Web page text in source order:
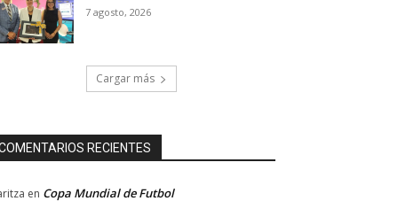
7 agosto, 2026
Cargar más
RECIENTES
en Copa Mundial de Futbol